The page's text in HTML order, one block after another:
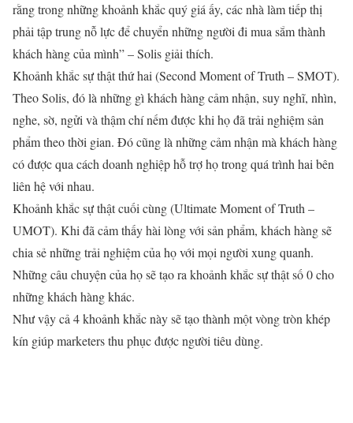
rằng trong những khoảnh khắc quý giá ấy, các nhà làm tiếp thị
phải tập trung nỗ lực để chuyển những người đi mua sắm thành
khách hàng của mình” – Solis giải thích.
Khoảnh khắc sự thật thứ hai (Second Moment of Truth – SMOT).
Theo Solis, đó là những gì khách hàng cảm nhận, suy nghĩ, nhìn,
nghe, sờ, ngửi và thậm chí nếm được khi họ đã trải nghiệm sản
phẩm theo thời gian. Đó cũng là những cảm nhận mà khách hàng
có được qua cách doanh nghiệp hỗ trợ họ trong quá trình hai bên
liên hệ với nhau.
Khoảnh khắc sự thật cuối cùng (Ultimate Moment of Truth –
UMOT). Khi đã cảm thấy hài lòng với sản phẩm, khách hàng sẽ
chia sẻ những trải nghiệm của họ với mọi người xung quanh.
Những câu chuyện của họ sẽ tạo ra khoảnh khắc sự thật số 0 cho
những khách hàng khác.
Như vậy cả 4 khoảnh khắc này sẽ tạo thành một vòng tròn khép
kín giúp marketers thu phục được người tiêu dùng.